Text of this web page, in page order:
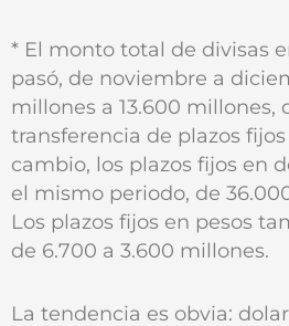
* El monto total de divisas
pasó, de noviembre a
millones a 13.600 millones,
transferencia de plazos
cambio, los plazos fijos en
el mismo periodo, de
Los plazos fijos en pesos
de 6.700 a 3.600 millones.
La tendencia es obvia: